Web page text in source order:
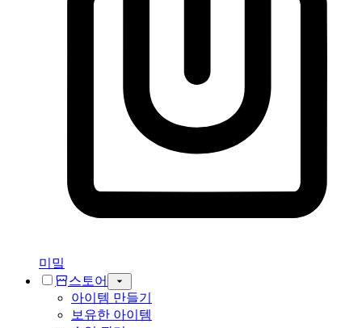
미밐
스토어
아이템 만들기
보유한 아이템